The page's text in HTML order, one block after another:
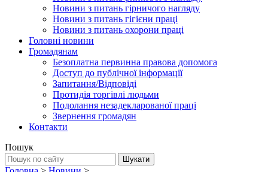
Новини з питань гірничого нагляду
Новини з питань гігієни праці
Новини з питань охорони праці
Головні новини
Громадянам
Безоплатна первинна правова допомога
Доступ до публічної інформації
Запитання/Відповіді
Протидія торгівлі людьми
Подолання незадекларованої праці
Звернення громадян
Контакти
Пошук